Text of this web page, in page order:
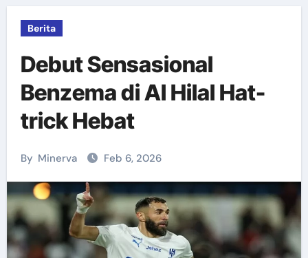
Berita
Debut Sensasional
Benzema di Al Hilal Hat-
trick Hebat
By Minerva Feb 6, 2026